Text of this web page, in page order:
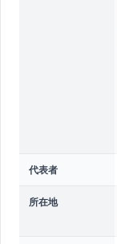
代表者
所在地